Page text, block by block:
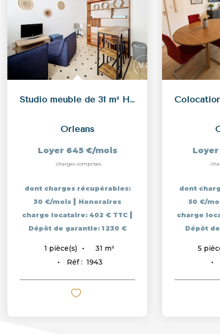
Studio meublé de 31 m² Hyper centre d'Orléans
Orleans
Loyer 645 €/mois
charges comprises
dont charges récupérables:
30 €/mois | Honoraires
charge locataire: 402 € TTC |
Dépôt de garantie: 1 230 €
1 pièce(s) 31 m²
Réf : 1943
dont
50 €/
charge
Dépôt
5